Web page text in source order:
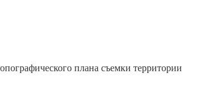
плана съемки территории